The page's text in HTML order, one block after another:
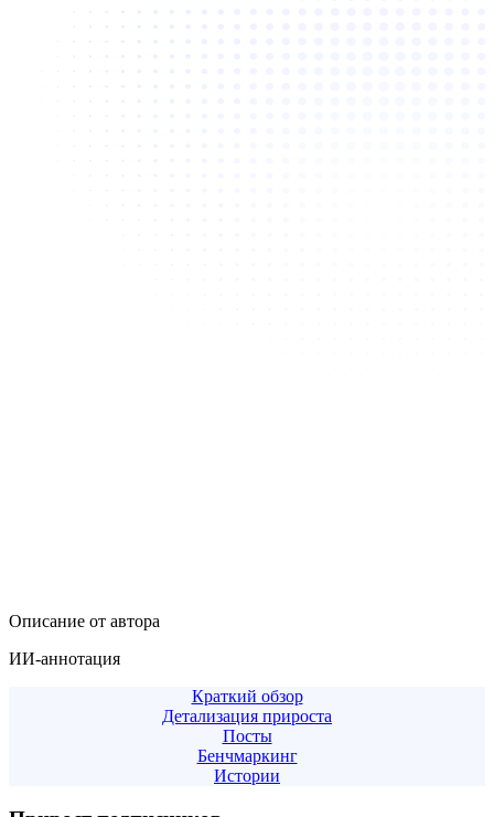
Описание от автора
ИИ-аннотация
Краткий обзор
Детализация прироста
Посты
Бенчмаркинг
Истории